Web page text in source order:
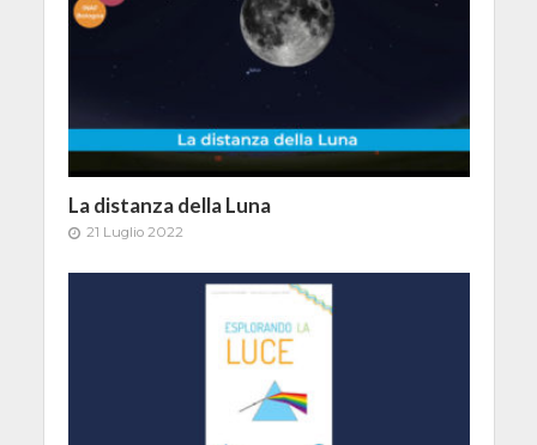
La distanza della Luna
21 Luglio 2022